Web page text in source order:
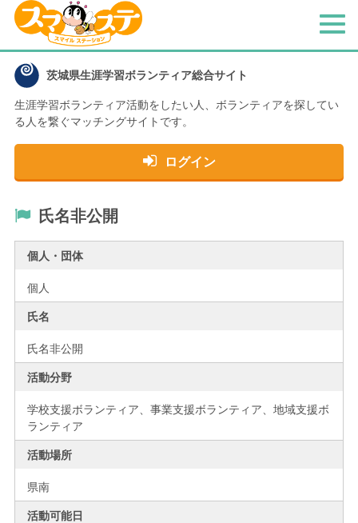
茨城県生涯学習ボランティア総合サイト
生涯学習ボランティア活動をしたい人、 ボランティアを探してい
る人を繋ぐマッチングサイトです。
ログイン
メ
氏名非公開
個人・団体
個人
氏名
氏名非公開
活動分野
学校支援ボランティア、事業支援ボランティア、地域支援ボ
ランティア
活動場所
県南
活動可能日